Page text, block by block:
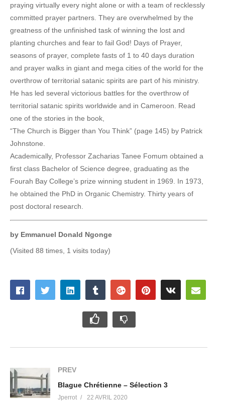
praying virtually every night alone or with a team of recklessly
committed prayer partners. They are overwhelmed by the
greatness of the unfinished task of winning the lost and
planting churches and fear to fail God! Days of Prayer,
seasons of prayer, complete fasts of 1 to 40 days duration
and prayer walks in giant and mega cities of the world for the
overthrow of territorial satanic spirits are part of his ministry.
He has led several victorious battles for the overthrow of
territorial satanic spirits worldwide and in Cameroon. Read
one of the stories in the book,
“The Church is Bigger than You Think” (page 145) by Patrick
Johnstone.
Academically, Professor Zacharias Tanee Fomum obtained a
first class Bachelor of Science degree, graduating as the
Fourah Bay College’s prize winning student in 1969. In 1973,
he obtained the PhD in Organic Chemistry. Thirty years of
post doctoral research.
by Emmanuel Donald Ngonge
(Visited 88 times, 1 visits today)
PREV
Blague Chrétienne – Sélection 3
Jperrot 22 AVRIL 2020